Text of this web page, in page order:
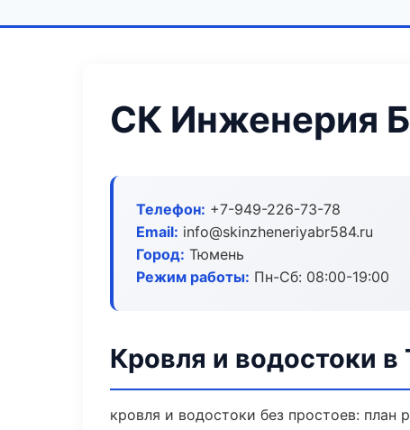
СК Инженерия
Телефон: +7-949-226-73-78
Email: info@skinzheneriyabr584.ru
Город: Тюмень
Режим работы: Пн-Сб: 08:00-19:00
Кровля и водостоки
кровля и водостоки без простоев: план